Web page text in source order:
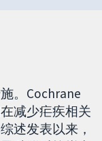
。Cochrane
减少疟疾相关
述发表以来，